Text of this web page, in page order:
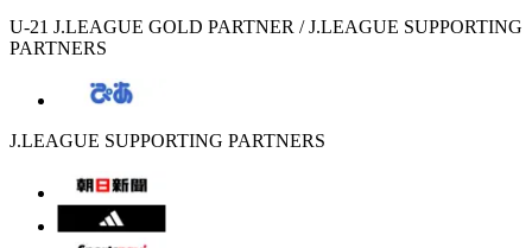
U-21 J.LEAGUE GOLD PARTNER / J.LEAGUE SUPPORTING
PARTNERS
J.LEAGUE SUPPORTING PARTNERS